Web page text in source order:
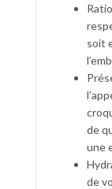
soit
de
une
de